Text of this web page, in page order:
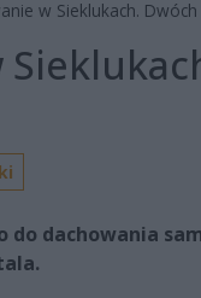
w Sieklukach.
do dachowania